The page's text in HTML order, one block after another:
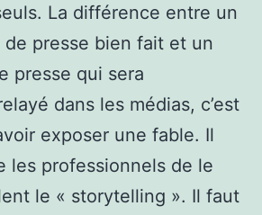
La différence entre un
presse bien fait et un
presse qui sera
dans les médias, c’est
exposer une fable. Il
les professionnels de le
le « storytelling ». Il faut